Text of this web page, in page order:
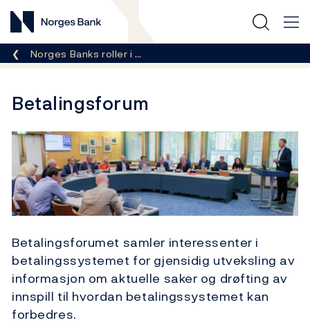
Norges Bank
Her er du nå:
Norges Banks roller i …
Betalingsforum
Betalingsforumet samler interessenter i
betalingssystemet for gjensidig utveksling av
informasjon om aktuelle saker og drøfting av
innspill til hvordan betalingssystemet kan
forbedres.